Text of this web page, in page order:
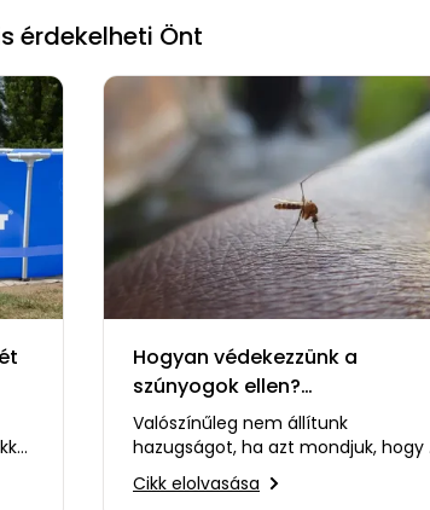
érdekelheti Önt
Hogyan védekezzünk a
szúnyogok ellen?
Terjeszthetnek betegségeket?
Valószínűleg nem állítunk
hazugságot, ha azt mondjuk, hogy
szúnyogok a legidegesítőbb
élőlények hazánkban.…
Cikk elolvasása